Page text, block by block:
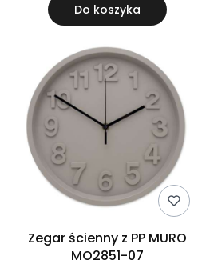
Do koszyka
Zegar ścienny z PP MURO
MO2851-07